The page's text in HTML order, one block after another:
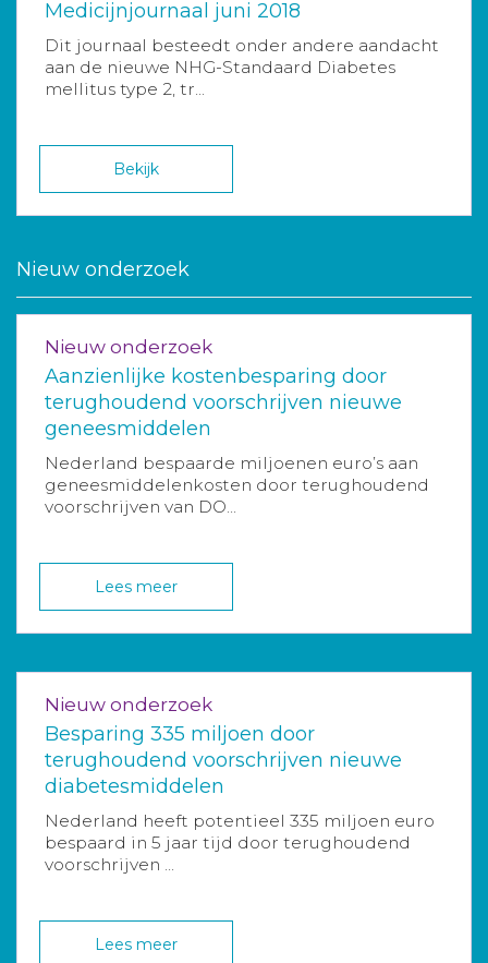
Medicijnjournaal juni 2018
Dit journaal besteedt onder andere aandacht
aan de nieuwe NHG-Standaard Diabetes
mellitus type 2, tr...
Bekijk
Nieuw onderzoek
Nieuw onderzoek
Aanzienlijke kostenbesparing door
terughoudend voorschrijven nieuwe
geneesmiddelen
Nederland bespaarde miljoenen euro’s aan
geneesmiddelenkosten door terughoudend
voorschrijven van DO...
Lees meer
Nieuw onderzoek
Besparing 335 miljoen door
terughoudend voorschrijven nieuwe
diabetesmiddelen
Nederland heeft potentieel 335 miljoen euro
bespaard in 5 jaar tijd door terughoudend
voorschrijven ...
Lees meer